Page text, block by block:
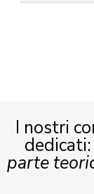
I nostri
parte